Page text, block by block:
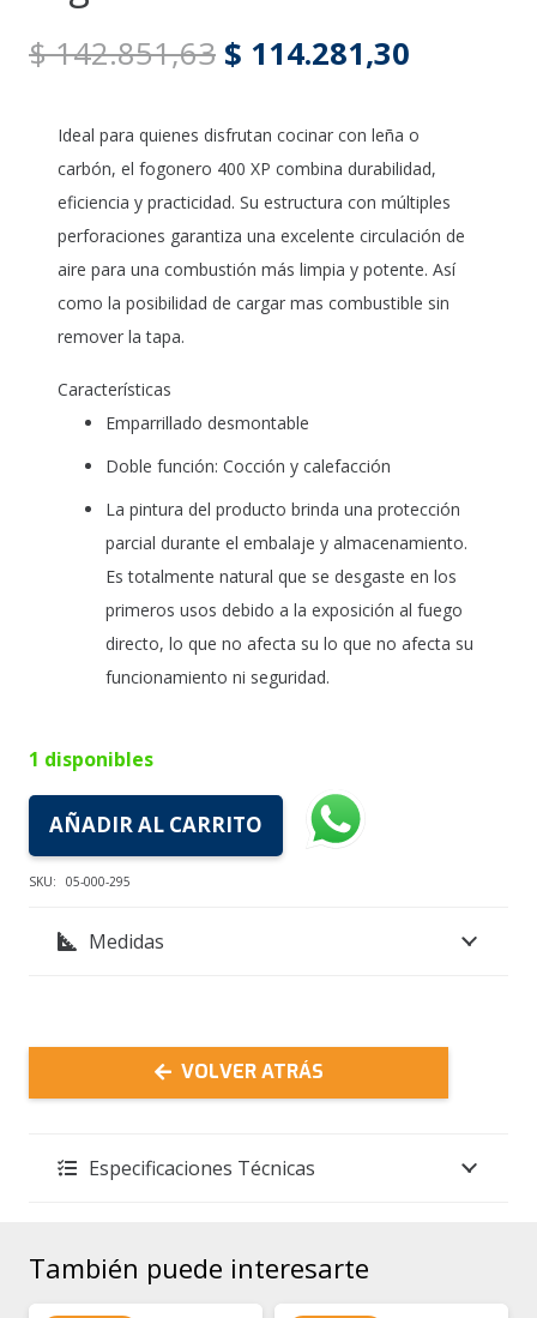
$142.851,63 El
original
era:
$ 142.851,63.
$ 114.281,30
es:
$
Ideal para quienes disfrutan cocinar con leña o
carbón, el fogonero 400 XP combina durabilidad,
eficiencia y practicidad. Su estructura con múltiples
perforaciones garantiza una excelente circulación de
aire para una combustión más limpia y potente. Así
como la posibilidad de cargar mas combustible sin
remover la tapa.
Características
Emparrillado desmontable
Doble función: Cocción y calefacción
La pintura del producto brinda una protección
parcial durante el embalaje y almacenamiento.
Es totalmente natural que se desgaste en los
primeros usos debido a la exposición al fuego
directo, lo que no afecta su lo que no afecta su
funcionamiento ni seguridad.
1 disponibles
Fogonero
400
TROMEN
AÑADIR AL CARRITO
SKU: 05-000-295
Medidas
VOLVER ATRÁS
Especificaciones Técnicas
También puede interesarte